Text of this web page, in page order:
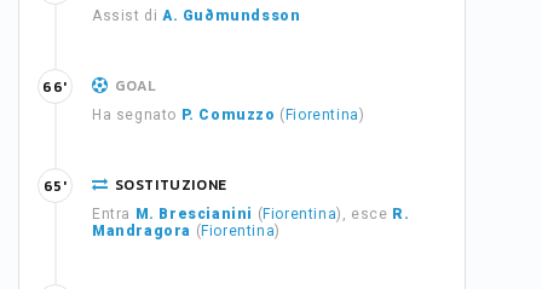
Assist di A. Guðmundsson
GOAL
Ha segnato P. Comuzzo ( Fiorentina)
66'
SOSTITUZIONE
Entra M. Brescianini ( Fiorentina), esce R.
Mandragora ( Fiorentina)
65'